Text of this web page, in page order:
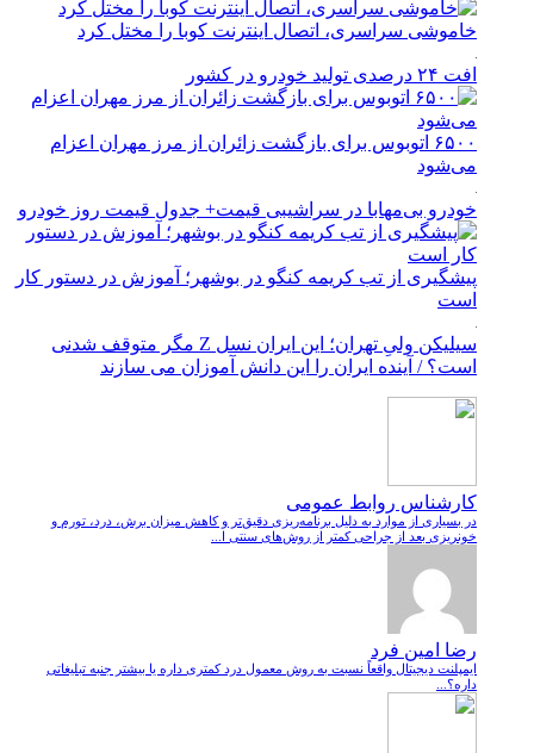
خاموشی سراسری، اتصال اینترنت کوبا را مختل کرد
افت ۲۴ درصدی تولید خودرو در کشور
۶۵۰۰ اتوبوس برای بازگشت زائران از مرز مهران اعزام
می‌شود
خودرو بی‌مهابا در سراشیبی قیمت+ جدول قیمت روز خودرو
پیشگیری از تب کریمه کنگو در بوشهر؛ آموزش در دستور کار
است
سیلیکن ولیِ تهران؛ این ایران نسل Z مگر متوقف شدنی
است؟ / آینده ایران را این دانش آموزان می سازند
کارشناس روابط عمومی
در بسیاری از موارد به دلیل برنامه‌ریزی دقیق‌تر و کاهش میزان برش، درد، تورم و
خونریزی بعد از جراحی کمتر از روش‌های سنتی ا...
رضا امین فرد
ایمپلنت دیجیتال واقعاً نسبت به روش معمول درد کمتری داره یا بیشتر جنبه تبلیغاتی
داره؟...